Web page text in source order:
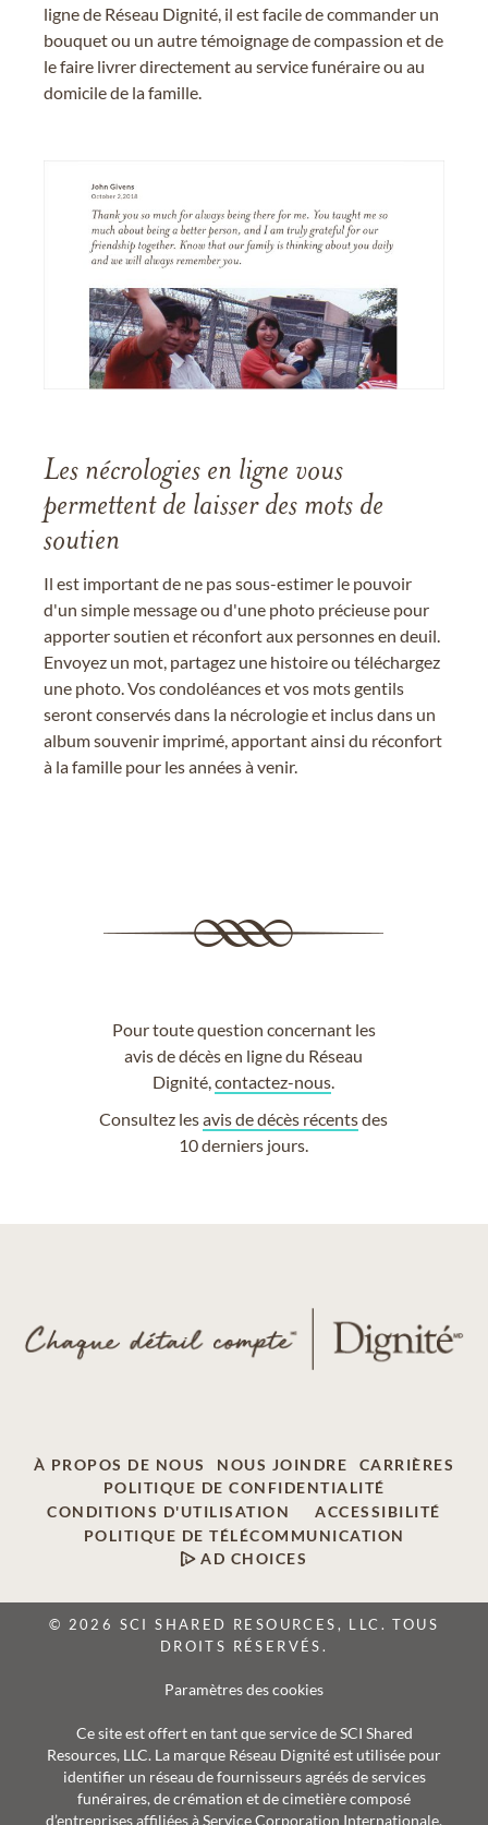
ligne de Réseau Dignité, il est facile de commander un
bouquet ou un autre témoignage de compassion et de
le faire livrer directement au service funéraire ou au
domicile de la famille.
Les nécrologies en ligne vous
permettent de laisser des mots de
soutien
Il est important de ne pas sous-estimer le pouvoir
d'un simple message ou d'une photo précieuse pour
apporter soutien et réconfort aux personnes en deuil.
Envoyez un mot, partagez une histoire ou téléchargez
une photo. Vos condoléances et vos mots gentils
seront conservés dans la nécrologie et inclus dans un
album souvenir imprimé, apportant ainsi du réconfort
à la famille pour les années à venir.
Pour toute question concernant les
avis de décès en ligne du Réseau
Dignité,contactez-nous
Consultez lesavis de décès récentsdes
10 derniers jours.
À PROPOS DE NOUS NOUS JOINDRE
CARRIÈRES
POLITIQUE DE CONFIDENTIALITÉ
CONDITIONS D'UTILISATION
ACCESSIBILITÉ
POLITIQUE DE TÉLÉCOMMUNICATION
AD CHOICES
© 2026 SCI SHARED RESOURCES, LLC. TOUS
DROITS RÉSERVÉS.
Paramètres des cookies
Ce site est offert en tant que service de SCI Shared
Resources, LLC. La marque Réseau Dignité est utilisée pour
identifier un réseau de fournisseurs agréés de services
funéraires, de crémation et de cimetière composé
d’entreprises affiliées à Service Corporation Internationale,